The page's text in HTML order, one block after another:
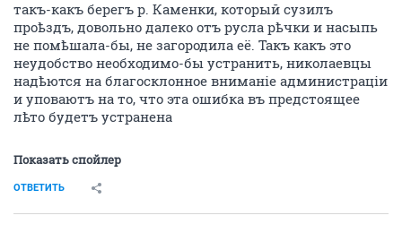
такъ-какъ берегъ р. Каменки, который сузилъ
проѣздъ, довольно далеко отъ русла рѣчки и насыпь
не помѣшала-бы, не загородила её. Такъ какъ это
неудобство необходимо-бы устранить, николаевцы
надѣются на благосклонное вниманіе администраціи
и уповаютъ на то, что эта ошибка въ предстоящее
лѣто будетъ устранена
Показать спойлер
ОТВЕТИТЬ